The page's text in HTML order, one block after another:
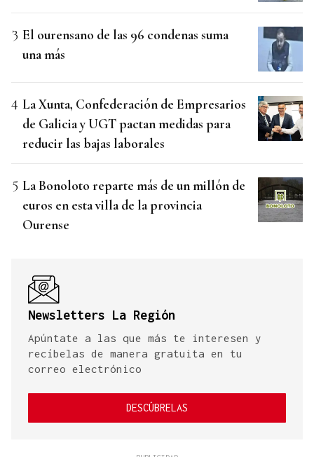
El ourensano de las 96 condenas suma
una más
La Xunta, Confederación de Empresarios
de Galicia y UGT pactan medidas para
reducir las bajas laborales
La Bonoloto reparte más de un millón de
euros en esta villa de la provincia
Ourense
Newsletters La Región
Apúntate a las que más te interesen y
recíbelas de manera gratuita en tu
correo electrónico
DESCÚBRELAS